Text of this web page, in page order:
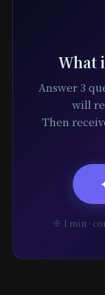
What
Answer 3
will
Then
※ 1 min ·